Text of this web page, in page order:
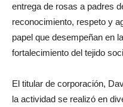
entrega de rosas a padres
reconocimiento, respeto y
papel que desempeñan en
fortalecimiento del tejido
El titular de corporación,
la actividad se realizó en